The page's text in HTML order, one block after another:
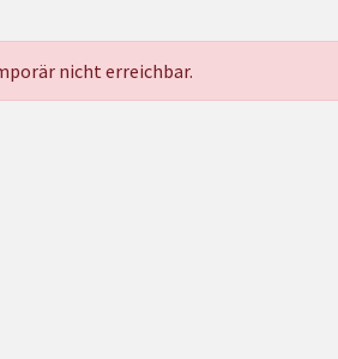
nicht erreichbar.